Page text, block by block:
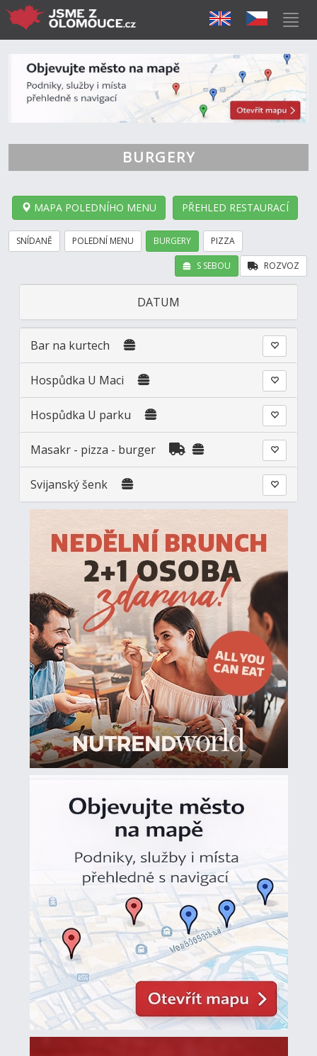
BURGERY
MAPA POLEDNÍHO MENU PŘEHLED RESTAURACÍ
SNÍDANĚ POLEDNÍ MENU BURGERY PIZZA
ROZVOZ
S SEBOU
DATUM
Bar na kurtech
Hospůdka U Maci
Hospůdka U parku
Masakr - pizza - burger
Svijanský šenk